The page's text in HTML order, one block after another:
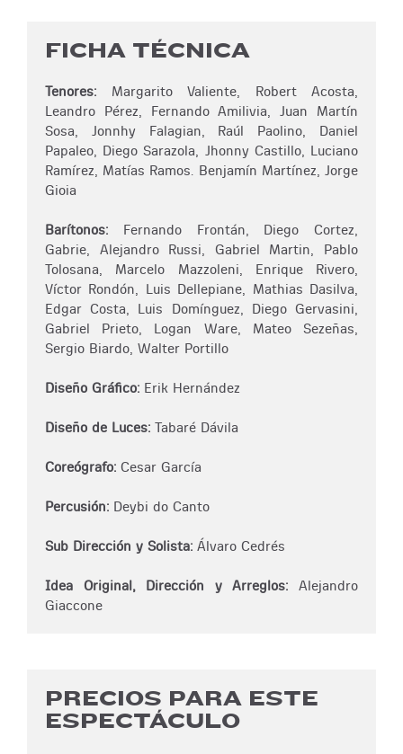
FICHA TÉCNICA
Tenores: Margarito Valiente, Robert Acosta,
Leandro Pérez, Fernando Amilivia, Juan Martín
Sosa, Jonnhy Falagian, Raúl Paolino, Daniel
Papaleo, Diego Sarazola, Jhonny Castillo, Luciano
Ramírez, Matías Ramos. Benjamín Martínez, Jorge
Gioia
Barítonos: Fernando Frontán, Diego Cortez,
Gabrie, Alejandro Russi, Gabriel Martin, Pablo
Tolosana, Marcelo Mazzoleni, Enrique Rivero,
Víctor Rondón, Luis Dellepiane, Mathias Dasilva,
Edgar Costa, Luis Domínguez, Diego Gervasini,
Gabriel Prieto, Logan Ware, Mateo Sezeñas,
Sergio Biardo, Walter Portillo
Diseño Gráfico: Erik Hernández
Diseño de Luces: Tabaré Dávila
Coreógrafo: Cesar García
Percusión: Deybi do Canto
Sub Dirección y Solista: Álvaro Cedrés
Idea Original, Dirección y Arreglos: Alejandro
Giaccone
PRECIOS PARA ESTE
ESPECTÁCULO